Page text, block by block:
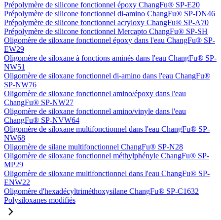
Prépolymère de silicone fonctionnel époxy ChangFu® SP-E20
Prépolymère de silicone fonctionnel di-amino ChangFu® SP-DN46
Prépolymère de silicone fonctionnel acryloxy ChangFu® SP-A70
Prépolymère de silicone fonctionnel Mercapto ChangFu® SP-SH
Oligomère de siloxane fonctionnel époxy dans l'eau ChangFu® SP-
EW29
Oligomère de siloxane à fonctions aminés dans l'eau ChangFu® SP-
NW51
Oligomère de siloxane fonctionnel di-amino dans l'eau ChangFu®
SP-NW76
Oligomère de siloxane fonctionnel amino/époxy dans l'eau
ChangFu® SP-NW27
Oligomère de siloxane fonctionnel amino/vinyle dans l'eau
ChangFu® SP-NVW64
Oligomère de siloxane multifonctionnel dans l'eau ChangFu® SP-
NW68
Oligomère de silane multifonctionnel ChangFu® SP-N28
Oligomère de siloxane fonctionnel méthylphényle ChangFu® SP-
MP29
Oligomère de siloxane multifonctionnel dans l'eau ChangFu® SP-
ENW22
Oligomère d'hexadécyltriméthoxysilane ChangFu® SP-C1632
Polysiloxanes modifiés